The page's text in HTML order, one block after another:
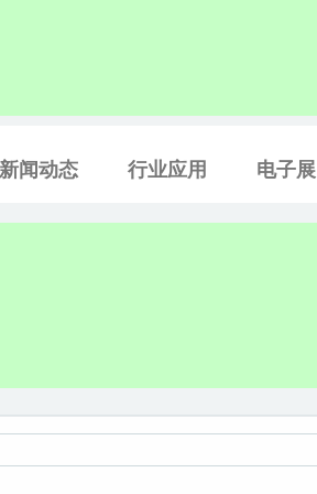
新闻动态 行业应用 电子展